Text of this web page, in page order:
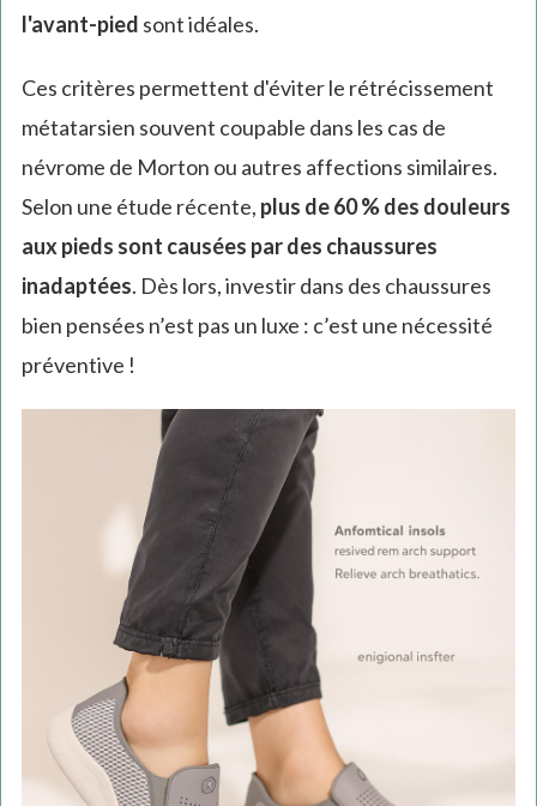
l'avant-pied sont idéales.
Ces critères permettent d'éviter le rétrécissement
métatarsien souvent coupable dans les cas de
névrome de Morton ou autres affections similaires.
Selon une étude récente, plus de 60 % des douleurs
aux pieds sont causées par des chaussures
inadaptées. Dès lors, investir dans des chaussures
bien pensées n’est pas un luxe : c’est une nécessité
préventive !